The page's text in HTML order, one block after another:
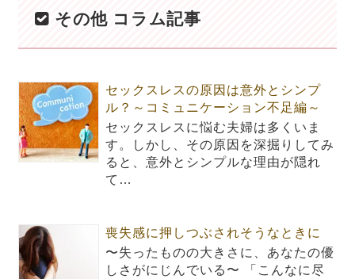
その他 コラム記事
セックスレスの原因は意外とシンプ
ル？～コミュニケーション不足編～
セックスレスに悩む夫婦は多くいま
す。しかし、その原因を深掘りしてみ
ると、意外とシンプルな理由が隠れ
て…
喪失感に押しつぶされそうなときに
〜失ったものの大きさに、あなたの優
しさがにじんでいる〜 「こんなに尽